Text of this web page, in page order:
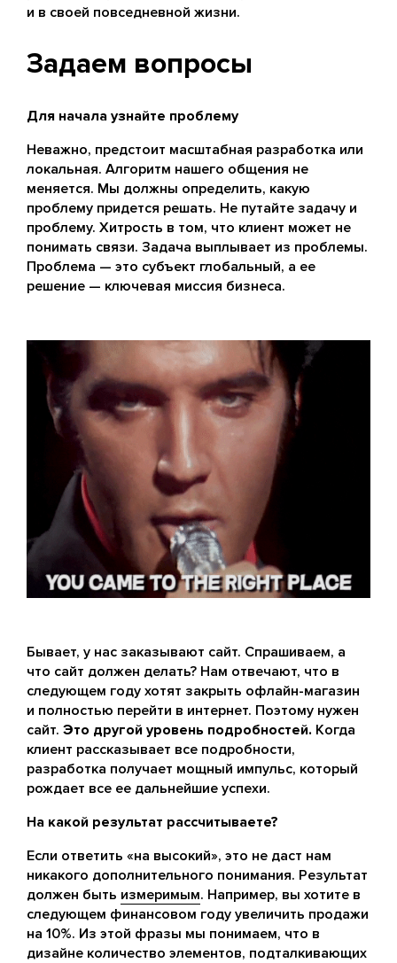
и в своей повседневной жизни.
Задаем вопросы
Для начала узнайте проблему
Неважно, предстоит масштабная разработка или
локальная. Алгоритм нашего общения не
меняется. Мы должны определить, какую
проблему придется решать. Не путайте задачу и
проблему. Хитрость в том, что клиент может не
понимать связи. Задача выплывает из проблемы.
Проблема — это субъект глобальный, а ее
решение — ключевая миссия бизнеса.
Бывает, у нас заказывают сайт. Спрашиваем, а
что сайт должен делать? Нам отвечают, что в
следующем году хотят закрыть офлайн-магазин
и полностью перейти в интернет. Поэтому нужен
сайт. Это другой уровень подробностей. Когда
клиент рассказывает все подробности,
разработка получает мощный импульс, который
рождает все ее дальнейшие успехи.
На какой результат рассчитываете?
Если ответить «на высокий», это не даст нам
никакого дополнительного понимания. Результат
должен быть измеримым. Например, вы хотите в
следующем финансовом году увеличить продажи
на 10%. Из этой фразы мы понимаем, что в
дизайне количество элементов, подталкивающих